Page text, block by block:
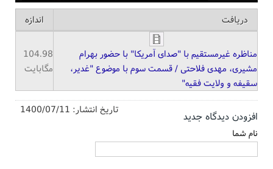
دریافت اندازه
مناظره غیرمستقیم با "صدای آمریکا" با حضور بهرام
مشیری، مهدی فلاحتی / قسمت سوم با موضوع "غدیر،
سقیفه و ولایت فقیه"
104.98
مگابایت
تاریخ انتشار: 1400/07/11 افزودن دیدگاه جدید
نام شما